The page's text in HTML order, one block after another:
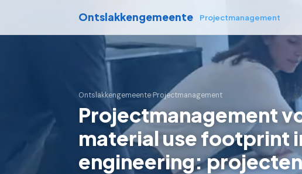
Ontslakkengemeente Projectmanagement
Ontslakkengemeente›Projectmanagement
Projectmanagement
material use footprint
engineering: